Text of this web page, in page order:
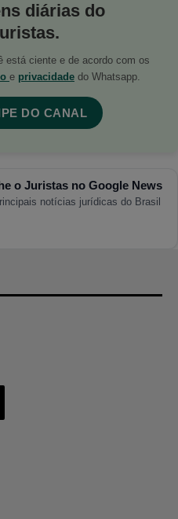
diárias do
está ciente e de acordo com os
e privacidade do Whatsapp.
DO CANAL
o Juristas no Google News
notícias jurídicas do Brasil